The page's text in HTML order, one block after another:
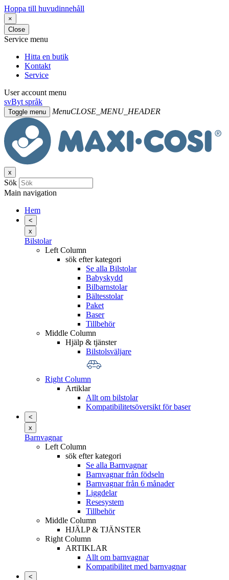
Hoppa till huvudinnehåll
×
Close
Service menu
Hitta en butik
Kontakt
Service
User account menu
svByt språk
Toggle menu MenuCLOSE_MENU_HEADER
x
Sök
Main navigation
Hem
<
x
Bilstolar
Left Column
sök efter kategori
Se alla Bilstolar
Babyskydd
Bilbarnstolar
Bältesstolar
Paket
Baser
Tillbehör
Middle Column
Hjälp & tjänster
Bilstolsväljare
Right Column
Artiklar
Allt om bilstolar
Kompatibilitetsöversikt för baser
<
x
Barnvagnar
Left Column
sök efter kategori
Se alla Barnvagnar
Barnvagnar från födseln
Barnvagnar från 6 månader
Liggdelar
Resesystem
Tillbehör
Middle Column
HJÄLP & TJÄNSTER
Right Column
ARTIKLAR
Allt om barnvagnar
Kompatibilitet med barnvagnar
<